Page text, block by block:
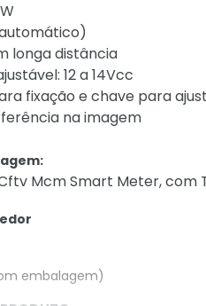
longa distância
12 a 14Vcc
fixação e chave para
na imagem
Mcm Smart Meter, com
embalagem)